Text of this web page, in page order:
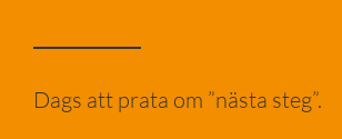
Dags att prata om ”nästa steg”.